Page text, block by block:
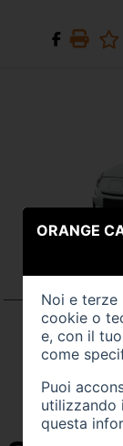
ORANGE
Noi e
cookie o
e, con il
come
Puoi
utilizzando
questa